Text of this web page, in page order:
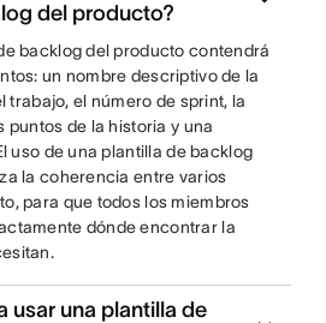
del producto?
backlog del producto contendrá
un nombre descriptivo de la
trabajo, el número de sprint, la
puntos de la historia y una
uso de una plantilla de backlog
la coherencia entre varios
para que todos los miembros
dónde encontrar la
usar una plantilla de